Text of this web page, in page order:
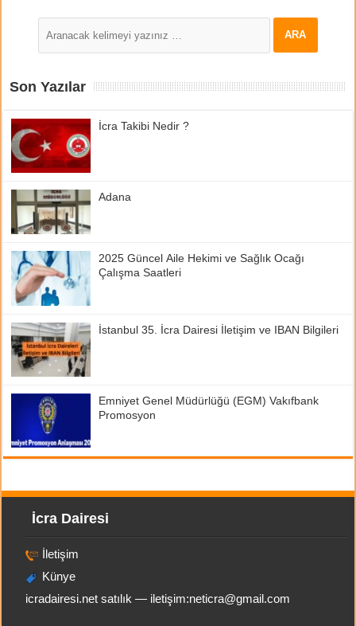
Son Yazılar
İcra Takibi Nedir ?
Adana
2025 Güncel Aile Hekimi ve Sağlık Ocağı
Çalışma Saatleri
İstanbul 35. İcra Dairesi İletişim ve IBAN Bilgileri
Emniyet Genel Müdürlüğü (EGM) Vakıfbank
Promosyon
İcra Dairesi
İletişim
Künye
icradairesi.net satılık — iletişim:neticra@gmail.com